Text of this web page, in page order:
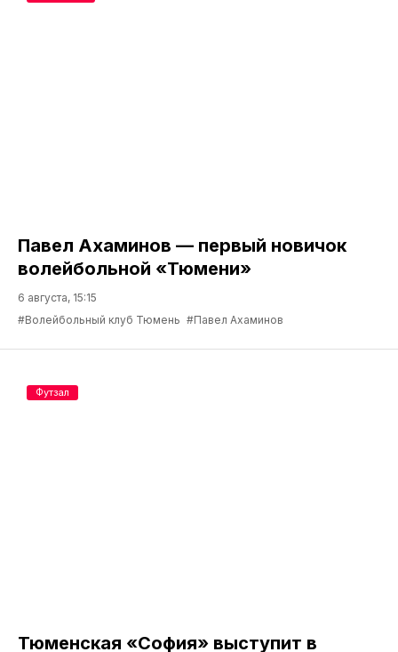
Павел Ахаминов — первый новичок
волейбольной «Тюмени»
6 августа, 15:15
#Волейбольный клуб Тюмень #Павел Ахаминов
Тюменская «София» выступит в
Футзал